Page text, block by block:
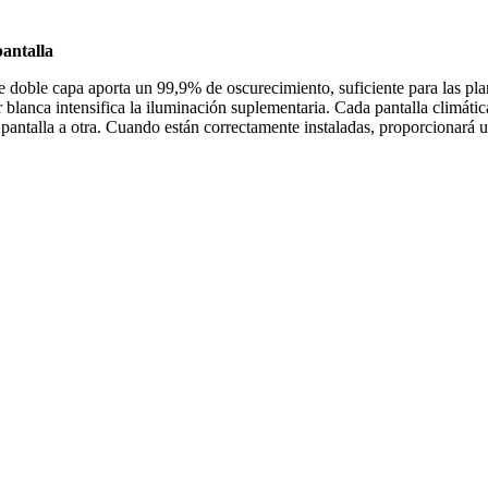
capa aporta un 99,9% de oscurecimiento, suficiente para las
intensifica la iluminación suplementaria. Cada pantalla
a otra. Cuando están correctamente instaladas,